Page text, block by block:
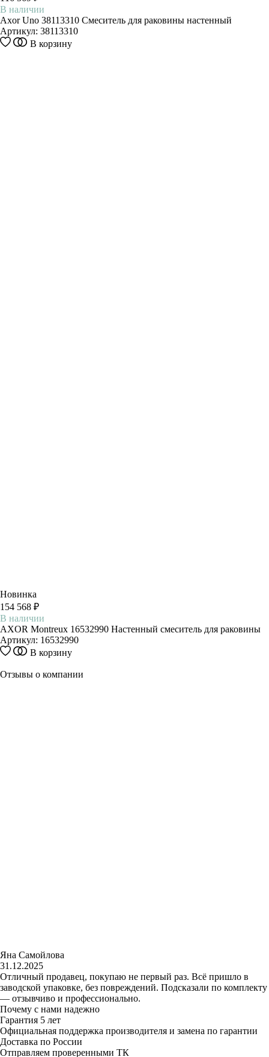
В наличии
Axor Uno 38113310 Смеситель для раковины настенный
Артикул: 38113310
В корзину
Новинка
154 568 ₽
В наличии
AXOR Montreux 16532990 Настенный смеситель для раковины
Артикул: 16532990
В корзину
Отзывы о компании
Яна Самойлова
31.12.2025
Отличный продавец, покупаю не первый раз. Всё пришло в
заводской упаковке, без повреждений. Подсказали по комплекту
— отзывчиво и профессионально.
Почему с нами надежно
Гарантия 5 лет
Официальная поддержка производителя и замена по гарантии
Доставка по России
Отправляем проверенными ТК